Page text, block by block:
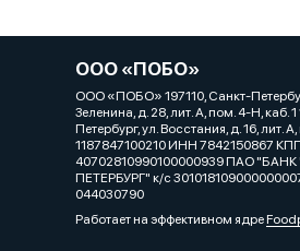
ООО «ПОБО»
ООО «ПОБО» 197110, Санкт-
Зеленина, д. 28, лит. А, пом. 4-Н, каб.
Петербург, ул. Восстания, д. 16, лит.
1187847100210 ИНН 7842150867
40702810990100000939 ПАО
ПЕТЕРБУРГ" к/с
044030790
Работает на эффективном ядре